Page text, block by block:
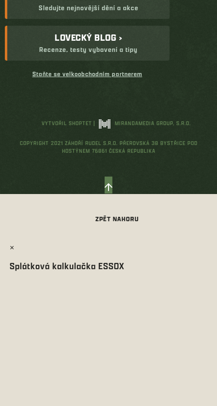
Sledujte nejnovější dění a akce
LOVECKÝ BLOG ›
Recenze, testy vybavení a tipy
Staňte se velkoobchodním partnerem
VYTVOŘIL SHOPTET | MIRANDAMEDIA GROUP, S.R.O.
COPYRIGHT 2021 ZÁHOŘÍ RUDEL S.R.O. PŘEROVSKÁ 38 BYSTŘICE POD
HOSTÝNEM 76861 ČESKÁ REPUBLIKA
×
Splátková kalkulačka ESSOX